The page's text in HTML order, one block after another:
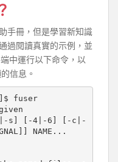
手冊，但是學習新知識
過閱讀真實的示例，並
中運行以下命令，以
信息。
fuser
a|-s] [-4|-6] [-c|-
NAME...